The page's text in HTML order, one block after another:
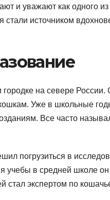
и уважают как одного
источником
на севере России.
Уже в школьные
Все часто
погрузиться в
в средней школе он
стал экспертом по